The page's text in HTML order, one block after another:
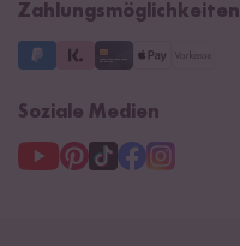
3 Jahre Garantie
Zahlungsmöglichkeiten
Soziale Medien